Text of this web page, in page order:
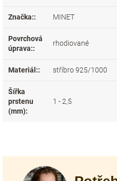
Značka:: MINET
Povrchová
úprava::
rhodiované
Materiál:: stříbro 925/1000
Šířka
prstenu
(mm):
1 - 2,5